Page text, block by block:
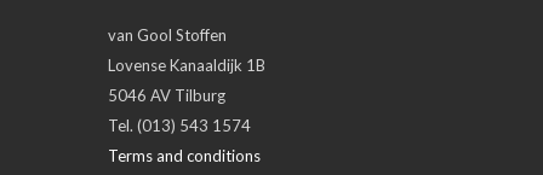
van Gool Stoffen
Lovense Kanaaldijk 1B
5046 AV Tilburg
Tel. (013) 543 1574
Terms and conditions